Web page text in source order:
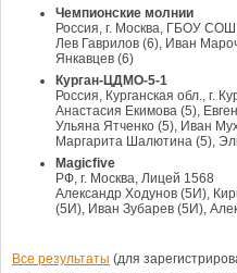
Чемпионские молнии
Россия, г. Москва, ГБОУ
Лев Гаврилов (6), Иван
Янкавцев (6)
Курган-ЦДМО-5-1
Россия, Курганская обл., г.
Анастасия Екимова (5),
Ульяна Ятченко (5), Иван
Маргарита Шалютина (5),
Magicfive
РФ, г. Москва, Лицей 1568
Александр Ходунов (5И),
(5И), Иван Зубарев (5И),
Все результаты (для